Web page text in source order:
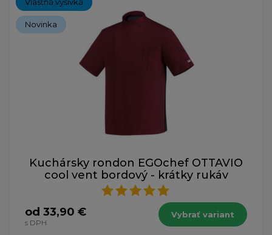
Novinka
Kuchársky rondon EGOchef OTTAVIO
cool vent bordový - krátky rukáv
od 33,90 €
s DPH
Vybrať variant